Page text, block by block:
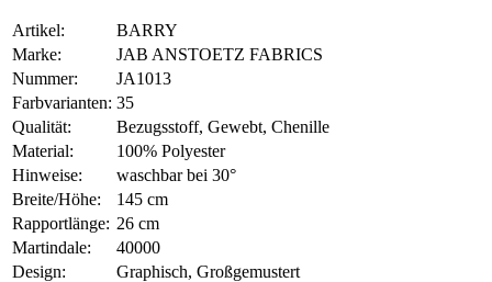
Artikel:
BARRY
Marke:
JAB ANSTOETZ FABRICS
Nummer:
JA1013
Farbvarianten: 35
Qualität:
Bezugsstoff, Gewebt, Chenille
Material:
100% Polyester
Hinweise:
waschbar bei 30°
Breite/Höhe:
145 cm
Rapportlänge: 26 cm
Martindale:
40000
Design:
Graphisch, Großgemustert